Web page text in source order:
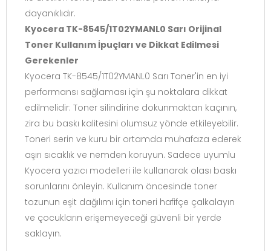
dayanıklıdır.
Kyocera TK-8545/1T02YMANL0 Sarı Orijinal
Toner Kullanım İpuçları ve Dikkat Edilmesi
Gerekenler
Kyocera TK-8545/1T02YMANL0 Sarı Toner'in en iyi
performansı sağlaması için şu noktalara dikkat
edilmelidir: Toner silindirine dokunmaktan kaçının,
zira bu baskı kalitesini olumsuz yönde etkileyebilir.
Toneri serin ve kuru bir ortamda muhafaza ederek
aşırı sıcaklık ve nemden koruyun. Sadece uyumlu
Kyocera yazıcı modelleri ile kullanarak olası baskı
sorunlarını önleyin. Kullanım öncesinde toner
tozunun eşit dağılımı için toneri hafifçe çalkalayın
ve çocukların erişemeyeceği güvenli bir yerde
saklayın.